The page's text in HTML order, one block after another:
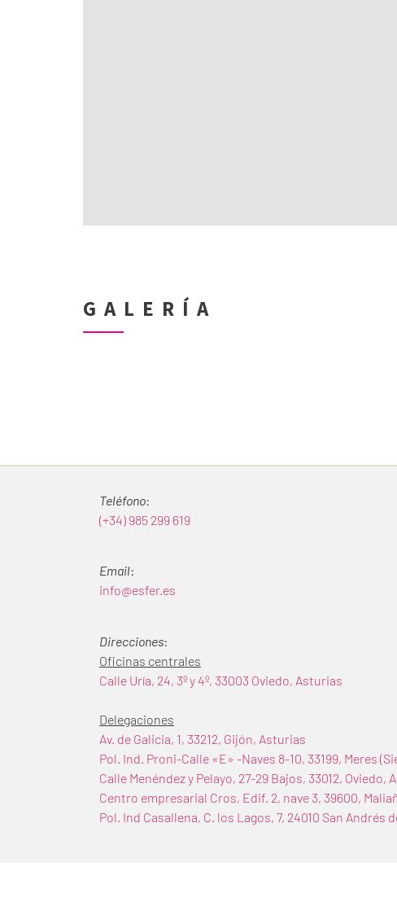
GALERÍA
Teléfono:
(+34) 985 299 619
Email:
info@esfer.es
Direcciones:
Oficinas centrales
Calle Uría, 24, 3º y 4º, 33003 Oviedo, Asturias
Delegaciones
Av. de Galicia, 1, 33212, Gijón, Asturias
Pol. Ind. Proni-Calle «E» -Naves 8-10, 33199, Meres
Calle Menéndez y Pelayo, 27-29 Bajos, 33012, Oviedo,
Centro empresarial Cros, Edif. 2, nave 3, 39600,
Pol. Ind Casallena, C. los Lagos, 7, 24010 San Andrés